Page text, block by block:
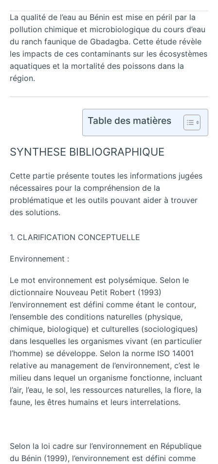
La qualité de l’eau au Bénin est mise en péril par la
pollution chimique et microbiologique du cours d’eau
du ranch faunique de Gbadagba. Cette étude révèle
les impacts de ces contaminants sur les écosystèmes
aquatiques et la mortalité des poissons dans la
région.
Table des matières
SYNTHESE BIBLIOGRAPHIQUE
Cette partie présente toutes les informations jugées
nécessaires pour la compréhension de la
problématique et les outils pouvant aider à trouver
des solutions.
1. CLARIFICATION CONCEPTUELLE
Environnement :
Le mot environnement est polysémique. Selon le
dictionnaire Nouveau Petit Robert (1993)
l’environnement est défini comme étant le contour,
l’ensemble des conditions naturelles (physique,
chimique, biologique) et culturelles (sociologiques)
dans lesquelles les organismes vivant (en particulier
l’homme) se développe. Selon la norme ISO 14001
relative au management de l’environnement, c’est le
milieu dans lequel un organisme fonctionne, incluant
l’air, l’eau, le sol, les ressources naturelles, la flore, la
faune, les êtres humains et leurs interrelations.
Selon la loi cadre sur l’environnement en République
du Bénin (1999), l’environnement est défini comme